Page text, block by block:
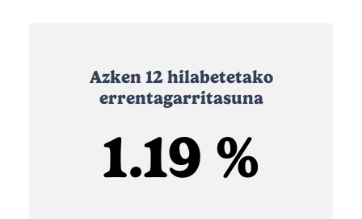
Azken 12 hilabetetako
errentagarritasuna
1.19 %